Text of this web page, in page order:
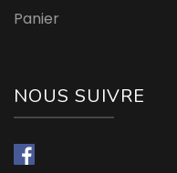
Panier
NOUS SUIVRE